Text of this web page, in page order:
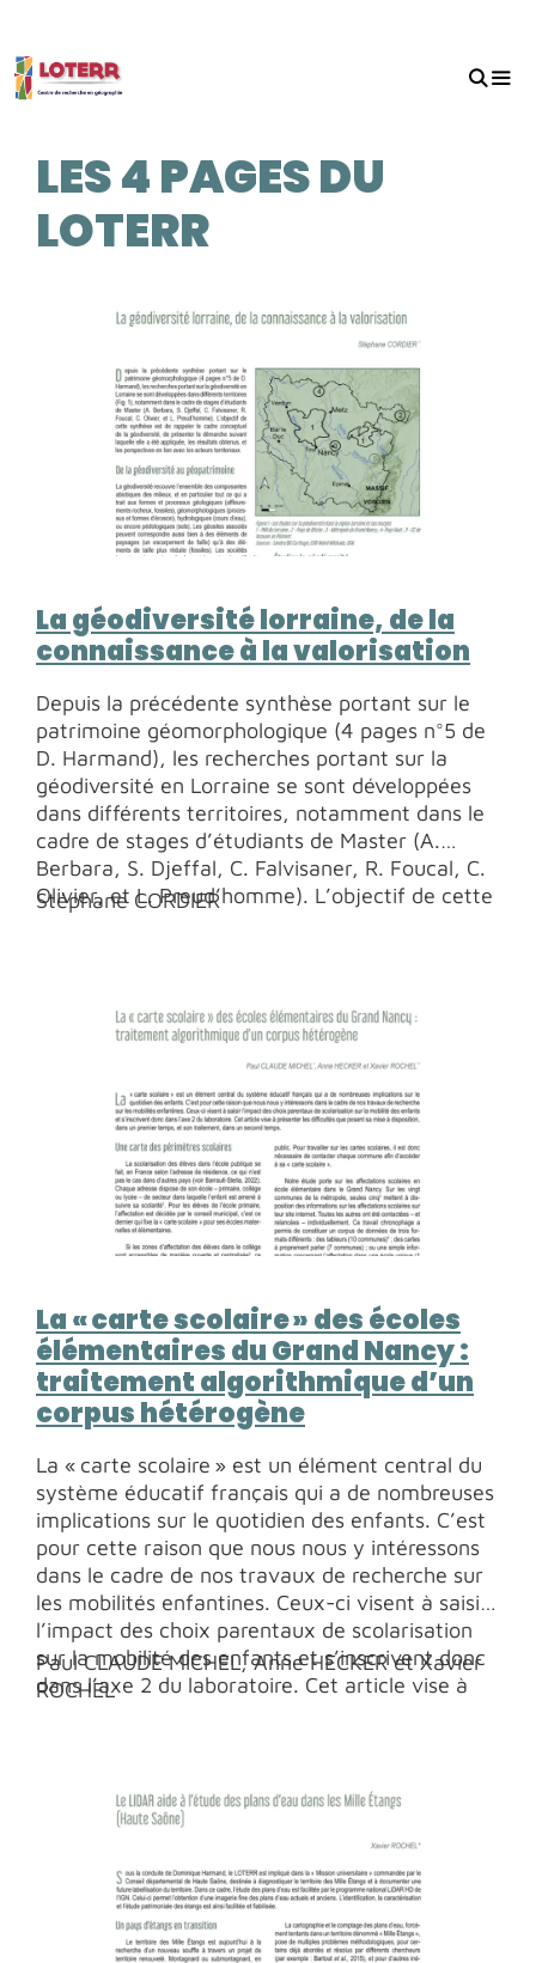
Aller
au
LES 4 PAGES DU
LOTERR
La géodiversité lorraine, de la
connaissance à la valorisation
Depuis la précédente synthèse portant sur le
patrimoine géomorphologique (4 pages n°5 de
D. Harmand), les recherches portant sur la
géodiversité en Lorraine se sont développées
dans différents territoires, notamment dans le
cadre de stages d’étudiants de Master (A.
Berbara, S. Djeffal, C. Falvisaner, R. Foucal, C.
Olivier, et L. Preud’homme). L’objectif de cette
résultats obtenus, et les perspectives en lien
avec les acteurs territoriaux.
Stéphane CORDIER
La « carte scolaire » des écoles
élémentaires du Grand Nancy :
traitement algorithmique d’un
corpus hétérogène
La « carte scolaire » est un élément central du
système éducatif français qui a de nombreuses
implications sur le quotidien des enfants. C’est
pour cette raison que nous nous y intéressons
dans le cadre de nos travaux de recherche sur
les mobilités enfantines. Ceux-ci visent à saisir
l’impact des choix parentaux de scolarisation
sur la mobilité des enfants et s’inscrivent donc
dans l’axe 2 du laboratoire. Cet article vise à
Paul CLAUDE MICHEL, Anne HECKER et Xavier
ROCHEL